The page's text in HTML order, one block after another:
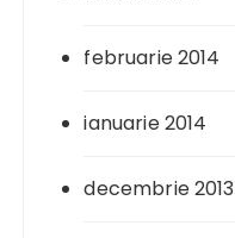
februarie 2014
ianuarie 2014
decembrie 2013